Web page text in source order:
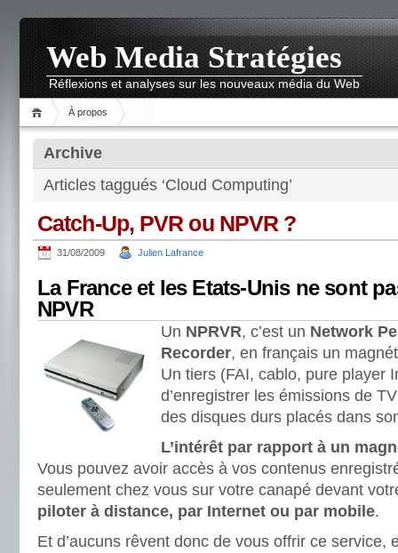
Web Media Stratégies
Réflexions et analyses sur les nouveaux média du Web
À propos
Archive
Articles taggués ‘Cloud Computing’
Catch-Up, PVR ou NPVR ?
31/08/2009 Julien Lafrance
La France et les Etats-Unis ne sont
NPVR
Un NPRVR, c’est un Network
Recorder, en français un
Un tiers (FAI, cablo, pure player
d’enregistrer les émissions de
des disques durs placés dans
L’intérêt par rapport à un
Vous pouvez avoir accès à vos contenus
seulement chez vous sur votre canapé devant
piloter à distance, par Internet ou par mobile.
Et d’aucuns rêvent donc de vous offrir ce service,